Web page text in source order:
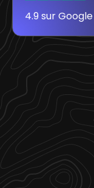
4.9 sur Google